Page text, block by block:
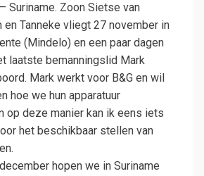
Suriname. Zoon Sietse van
en Tanneke vliegt 27 november in
(Mindelo) en een paar dagen
laatste bemanningslid Mark
Mark werkt voor B&G en wil
hoe we hun apparatuur
op deze manier kan ik eens iets
het beschikbaar stellen van
hopen we in Suriname